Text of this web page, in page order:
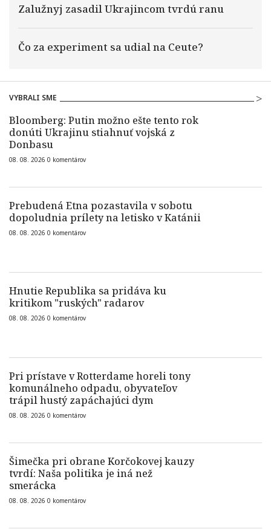
Zalužnyj zasadil Ukrajincom tvrdú ranu
Čo za experiment sa udial na Ceute?
VYBRALI SME
Bloomberg: Putin možno ešte tento rok
donúti Ukrajinu stiahnuť vojská z
Donbasu
08. 08. 2026 0 komentárov
Prebudená Etna pozastavila v sobotu
dopoludnia prílety na letisko v Katánii
08. 08. 2026 0 komentárov
Hnutie Republika sa pridáva ku
kritikom "ruských" radarov
08. 08. 2026 0 komentárov
Pri prístave v Rotterdame horeli tony
komunálneho odpadu, obyvateľov
trápil hustý zapáchajúci dym
08. 08. 2026 0 komentárov
Šimečka pri obrane Korčokovej kauzy
tvrdí: Naša politika je iná než
smerácka
08. 08. 2026 0 komentárov